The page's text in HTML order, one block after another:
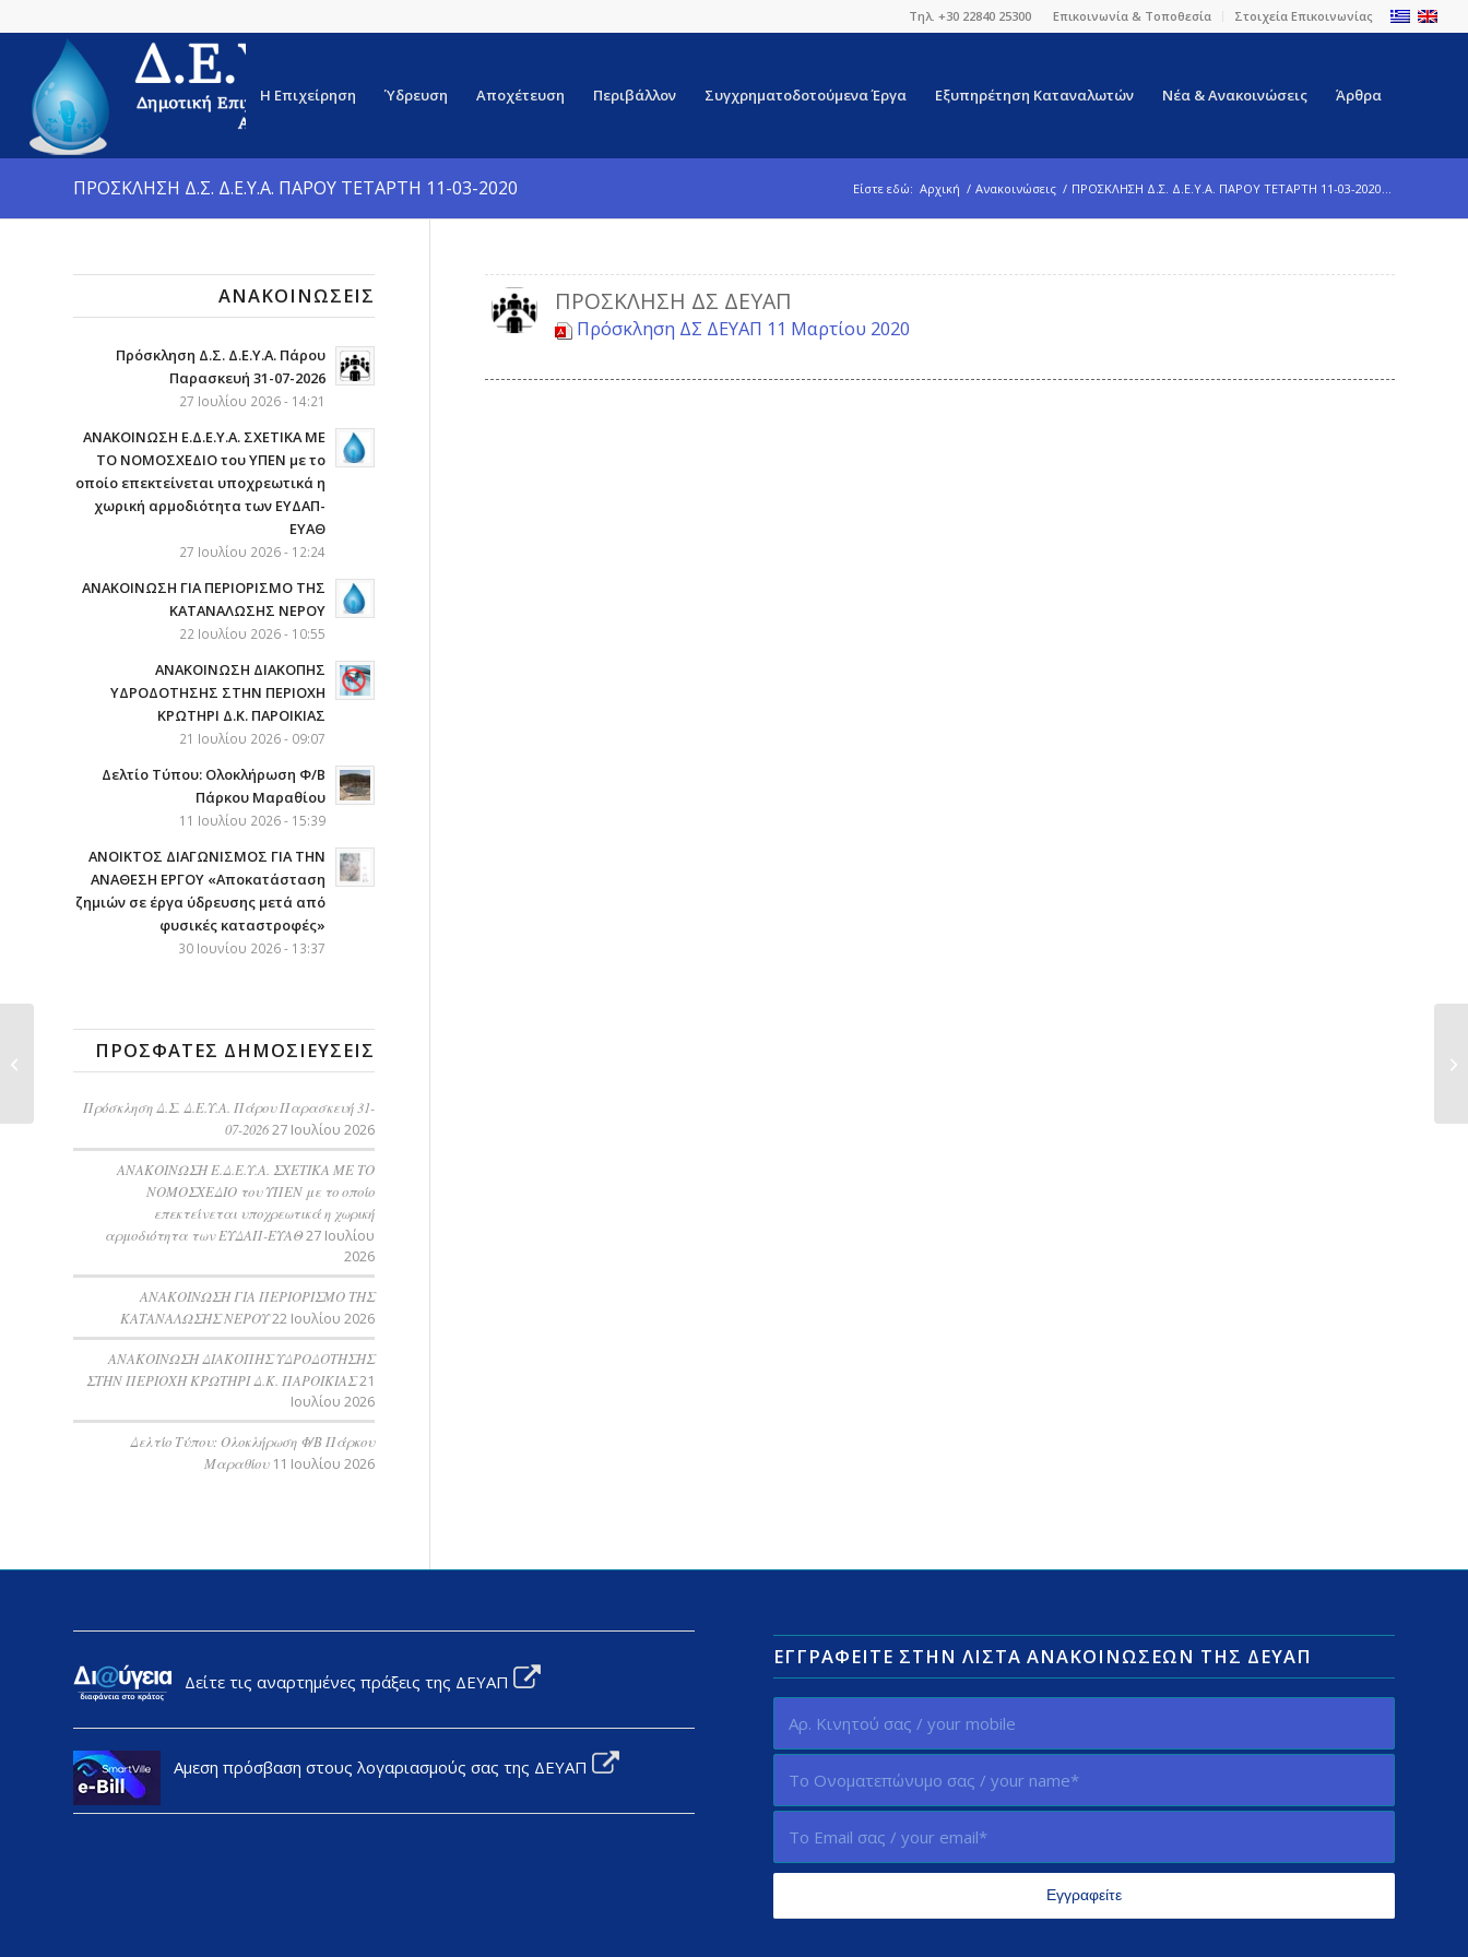
Επικοινωνία & Τοποθεσία Στοιχεία Επικοινωνίας
Τηλ. +30 22840 25300
Η Επιχείρηση Ύδρευση Αποχέτευση Περιβάλλον Συγχρηματοδοτούμενα Έργα Εξυπηρέτηση Καταναλωτών Νέα & Ανακοινώσεις Άρθρα
ΠΡΟΣΚΛΗΣΗ Δ.Σ. Δ.Ε.Υ.Α. ΠΑΡΟΥ ΤΕΤΑΡΤΗ 11-03-2020 Είστε εδώ: Αρχική / Ανακοινώσεις / ΠΡΟΣΚΛΗΣΗ Δ.Σ. Δ.Ε.Υ.Α. ΠΑΡΟΥ ΤΕΤΑΡΤΗ 11-03-2020...
ΠΡΌΣΚΛΗΣΗ ΔΣ ΔΕΥΑΠ
Πρόσκληση ΔΣ ΔΕΥΑΠ 11 Μαρτίου 2020
ΑΝΑΚΟΙΝΏΣΕΙΣ
Πρόσκληση Δ.Σ. Δ.Ε.Υ.Α. Πάρου
Παρασκευή 31-07-2026
27 Ιουλίου 2026 - 14:21
ΑΝΑΚΟΙΝΩΣΗ Ε.Δ.Ε.Υ.Α. ΣΧΕΤΙΚΑ ΜΕ
ΤΟ ΝΟΜΟΣΧΕΔΙΟ του ΥΠΕΝ με το
οποίο επεκτείνεται υποχρεωτικά η
χωρική αρμοδιότητα των ΕΥΔΑΠ-
ΕΥΑΘ
27 Ιουλίου 2026 - 12:24
ΑΝΑΚΟΙΝΩΣΗ ΓΙΑ ΠΕΡΙΟΡΙΣΜΟ ΤΗΣ
ΚΑΤΑΝΑΛΩΣΗΣ ΝΕΡΟΥ
22 Ιουλίου 2026 - 10:55
AΝΑΚΟΙΝΩΣΗ ΔΙΑΚΟΠΗΣ
ΥΔΡΟΔΟΤΗΣΗΣ ΣΤΗΝ ΠΕΡΙΟΧΗ
ΚΡΩΤΗΡΙ Δ.Κ. ΠΑΡΟΙΚΙΑΣ
21 Ιουλίου 2026 - 09:07
Δελτίο Τύπου: Ολοκλήρωση Φ/Β
Πάρκου Μαραθίου
11 Ιουλίου 2026 - 15:39
ΑΝΟΙΚΤΟΣ ΔΙΑΓΩΝΙΣΜΟΣ ΓΙΑ ΤΗΝ
ΑΝΑΘΕΣΗ ΕΡΓΟΥ «Αποκατάσταση
ζημιών σε έργα ύδρευσης μετά από
φυσικές καταστροφές»
30 Ιουνίου 2026 - 13:37
ΠΡΌΣΦΑΤΕΣ ΔΗΜΟΣΙΕΎΣΕΙΣ
Πρόσκληση Δ.Σ. Δ.Ε.Υ.Α. Πάρου Παρασκευή 31-
07-202627 Ιουλίου 2026
ΑΝΑΚΟΙΝΩΣΗ Ε.Δ.Ε.Υ.Α. ΣΧΕΤΙΚΑ ΜΕ ΤΟ
ΝΟΜΟΣΧΕΔΙΟ του ΥΠΕΝ με το οποίο
επεκτείνεται υποχρεωτικά η χωρική
αρμοδιότητα των ΕΥΔΑΠ-ΕΥΑΘ27 Ιουλίου
2026
ΑΝΑΚΟΙΝΩΣΗ ΓΙΑ ΠΕΡΙΟΡΙΣΜΟ ΤΗΣ
ΚΑΤΑΝΑΛΩΣΗΣ ΝΕΡΟΥ22 Ιουλίου 2026
AΝΑΚΟΙΝΩΣΗ ΔΙΑΚΟΠΗΣ ΥΔΡΟΔΟΤΗΣΗΣ
ΣΤΗΝ ΠΕΡΙΟΧΗ ΚΡΩΤΗΡΙ Δ.Κ. ΠΑΡΟΙΚΙΑΣ21
Ιουλίου 2026
Δελτίο Τύπου: Ολοκλήρωση Φ/Β Πάρκου
Μαραθίου 11 Ιουλίου 2026
Δείτε τις αναρτημένες πράξεις της ΔΕΥΑΠ
Αμεση πρόσβαση στους λογαριασμούς σας της ΔΕΥΑΠ
ΕΓΓΡΑΦΕΊΤΕ ΣΤΗΝ ΛΊΣΤΑ ΑΝΑΚΟΙΝΏΣΕΩΝ ΤΗΣ ΔΕΥΑΠ
ΔΙΑΚΟΠΗ